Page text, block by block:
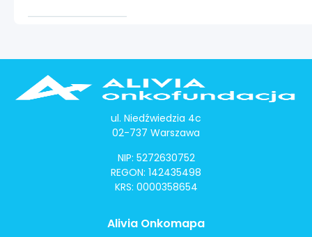
ul. Niedźwiedzia 4c
02-737 Warszawa
NIP: 5272630752
REGON: 142435498
KRS: 0000358654
Alivia Onkomapa